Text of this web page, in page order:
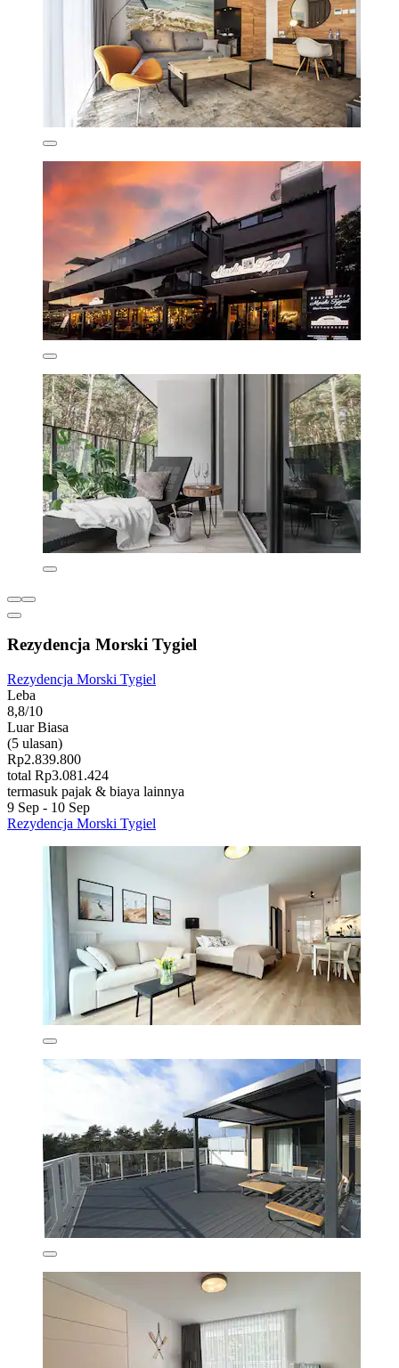
Rezydencja Morski Tygiel
Rezydencja Morski Tygiel
Leba
8,8/10
Luar Biasa
(5 ulasan)
Rp2.839.800
total Rp3.081.424
termasuk pajak & biaya lainnya
9 Sep - 10 Sep
Rezydencja Morski Tygiel